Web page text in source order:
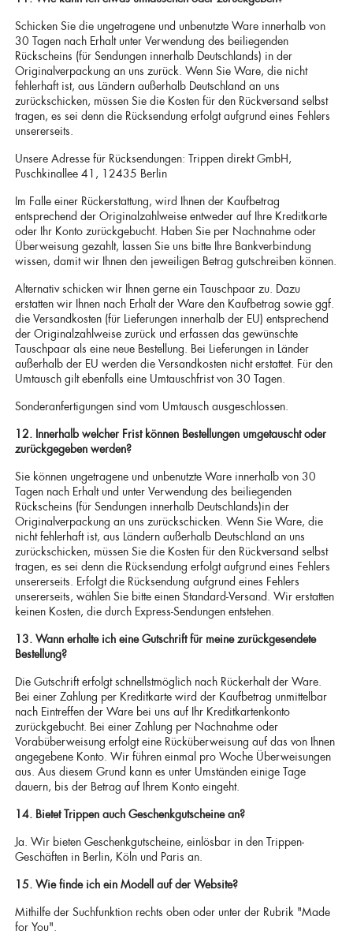
Schicken Sie die ungetragene und unbenutzte Ware innerhalb von
30 Tagen nach Erhalt unter Verwendung des beiliegenden
Rückscheins (für Sendungen innerhalb Deutschlands) in der
Originalverpackung an uns zurück. Wenn Sie Ware, die nicht
fehlerhaft ist, aus Ländern außerhalb Deutschland an uns
zurückschicken, müssen Sie die Kosten für den Rückversand selbst
tragen, es sei denn die Rücksendung erfolgt aufgrund eines Fehlers
unsererseits.
Unsere Adresse für Rücksendungen: Trippen direkt GmbH,
Puschkinallee 41, 12435 Berlin
Im Falle einer Rückerstattung, wird Ihnen der Kaufbetrag
entsprechend der Originalzahlweise entweder auf Ihre Kreditkarte
oder Ihr Konto zurückgebucht. Haben Sie per Nachnahme oder
Überweisung gezahlt, lassen Sie uns bitte Ihre Bankverbindung
wissen, damit wir Ihnen den jeweiligen Betrag gutschreiben können.
Alternativ schicken wir Ihnen gerne ein Tauschpaar zu. Dazu
erstatten wir Ihnen nach Erhalt der Ware den Kaufbetrag sowie ggf.
die Versandkosten (für Lieferungen innerhalb der EU) entsprechend
der Originalzahlweise zurück und erfassen das gewünschte
Tauschpaar als eine neue Bestellung. Bei Lieferungen in Länder
außerhalb der EU werden die Versandkosten nicht erstattet. Für den
Umtausch gilt ebenfalls eine Umtauschfrist von 30 Tagen.
Sonderanfertigungen sind vom Umtausch ausgeschlossen.
12. Innerhalb welcher Frist können Bestellungen umgetauscht oder
zurückgegeben werden?
Sie können ungetragene und unbenutzte Ware innerhalb von 30
Tagen nach Erhalt und unter Verwendung des beiliegenden
Rückscheins (für Sendungen innerhalb Deutschlands)in der
Originalverpackung an uns zurückschicken. Wenn Sie Ware, die
nicht fehlerhaft ist, aus Ländern außerhalb Deutschland an uns
zurückschicken, müssen Sie die Kosten für den Rückversand selbst
tragen, es sei denn die Rücksendung erfolgt aufgrund eines Fehlers
unsererseits. Erfolgt die Rücksendung aufgrund eines Fehlers
unsererseits, wählen Sie bitte einen Standard-Versand. Wir erstatten
keinen Kosten, die durch Express-Sendungen entstehen.
13. Wann erhalte ich eine Gutschrift für meine zurückgesendete
Bestellung?
Die Gutschrift erfolgt schnellstmöglich nach Rückerhalt der Ware.
Bei einer Zahlung per Kreditkarte wird der Kaufbetrag unmittelbar
nach Eintreffen der Ware bei uns auf Ihr Kreditkartenkonto
zurückgebucht. Bei einer Zahlung per Nachnahme oder
Vorabüberweisung erfolgt eine Rücküberweisung auf das von Ihnen
angegebene Konto. Wir führen einmal pro Woche Überweisungen
aus. Aus diesem Grund kann es unter Umständen einige Tage
dauern, bis der Betrag auf Ihrem Konto eingeht.
14. Bietet Trippen auch Geschenkgutscheine an?
Ja. Wir bieten Geschenkgutscheine, einlösbar in den Trippen-
Geschäften in Berlin, Köln und Paris an.
15. Wie finde ich ein Modell auf der Website?
Mithilfe der Suchfunktion rechts oben oder unter der Rubrik "Made
for You".